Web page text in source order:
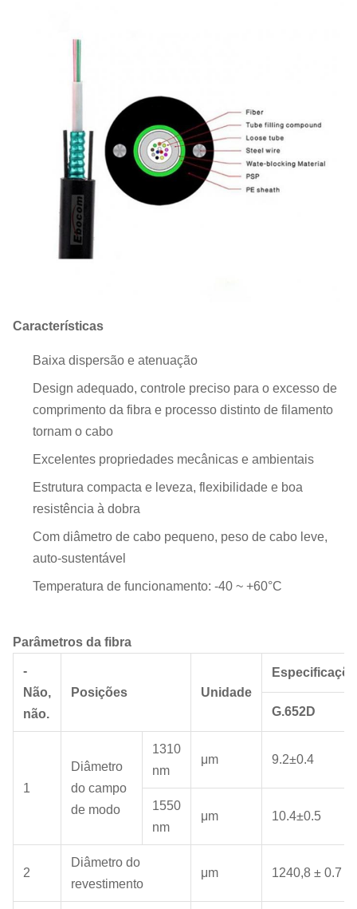
Características
Baixa dispersão e atenuação
Design adequado, controle preciso para o excesso de
comprimento da fibra e processo distinto de filamento
tornam o cabo
Excelentes propriedades mecânicas e ambientais
Estrutura compacta e leveza, flexibilidade e boa
resistência à dobra
Com diâmetro de cabo pequeno, peso de cabo leve,
auto-sustentável
Temperatura de funcionamento: -40 ~ +60°C
Parâmetros da fibra
-
Não,
não.
Posições Unidade
G.652D
1
Diâmetro
do campo
de modo
1310
nm
μm 9.2±0.4
1550
nm
μm 10.4±0.5
2
Diâmetro do
revestimento
μm 1240,8 ± 0.7